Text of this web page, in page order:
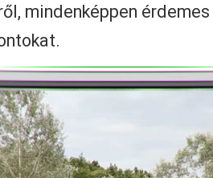
mindenképpen